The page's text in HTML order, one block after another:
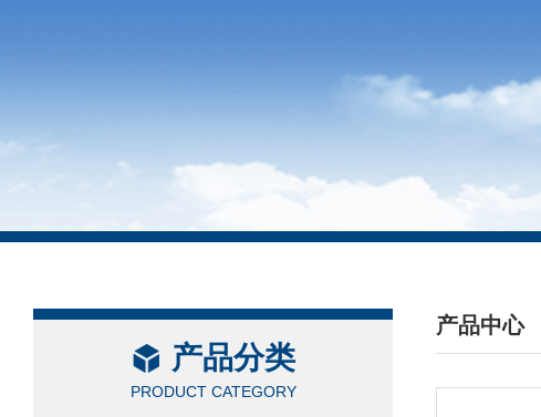
产品分类
PRODUCT CATEGORY
产品中心
/